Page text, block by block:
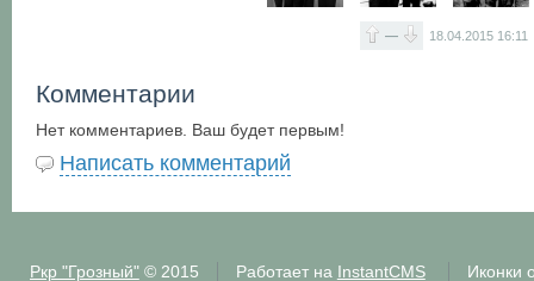
— 18.04.2015 16:11
Комментарии
Нет комментариев. Ваш будет первым!
Написать комментарий
Ркр "Грозный"© 2015 Работает на InstantCMS Иконки